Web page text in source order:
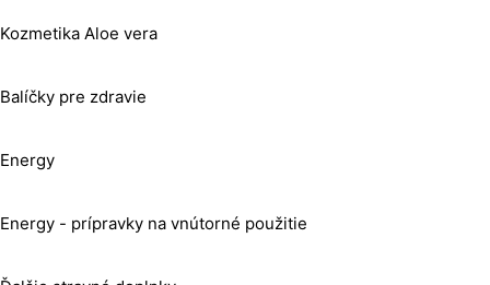
Kozmetika Aloe vera
Balíčky pre zdravie
Energy
Energy - prípravky na vnútorné použitie